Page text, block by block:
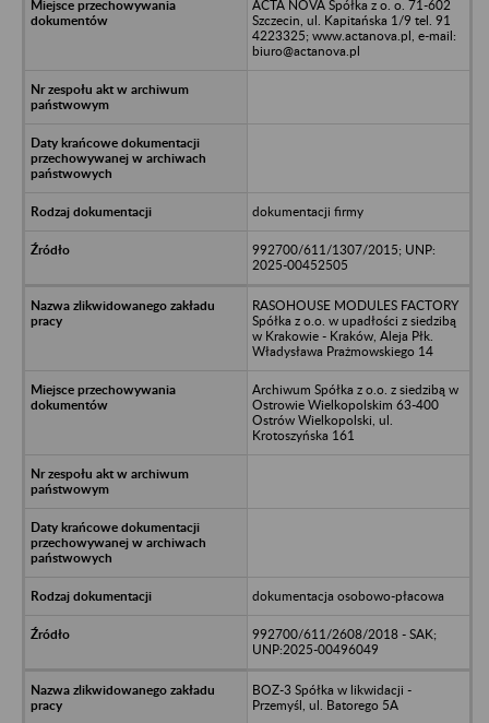
ACTA NOVA Spółka z o. o. 71-602
Szczecin, ul. Kapitańska 1/9 tel. 91
4223325; www.actanova.pl, e-mail:
biuro@actanova.pl
dokumentacji firmy
992700/611/1307/2015; UNP:
2025-00452505
RASOHOUSE MODULES FACTORY
Spółka z o.o. w upadłości z siedzibą
w Krakowie - Kraków, Aleja Płk.
Władysława Prażmowskiego 14
Archiwum Spółka z o.o. z siedzibą w
Ostrowie Wielkopolskim 63-400
Ostrów Wielkopolski, ul.
Krotoszyńska 161
dokumentacja osobowo-płacowa
992700/611/2608/2018 - SAK;
UNP:2025-00496049
BOZ-3 Spółka w likwidacji -
Przemyśl, ul. Batorego 5A